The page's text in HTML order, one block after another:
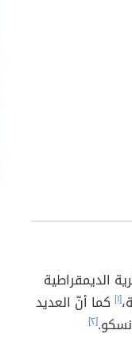
الديمقراطية
[١] كما أنّ العديد
[٢]